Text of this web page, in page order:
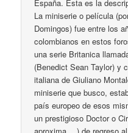
España. Esta es la
La miniserie o película
Domingos) fue entre los
colombianos en estos
una serie Britanica
(Benedict Sean Taylor) y
italiana de Giuliano
miniserie que busco,
país europeo de esos
un prestigioso Doctor o